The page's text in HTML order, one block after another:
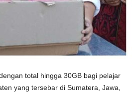
total hingga 30GB bagi pelajar
yang tersebar di Sumatera, Jawa,